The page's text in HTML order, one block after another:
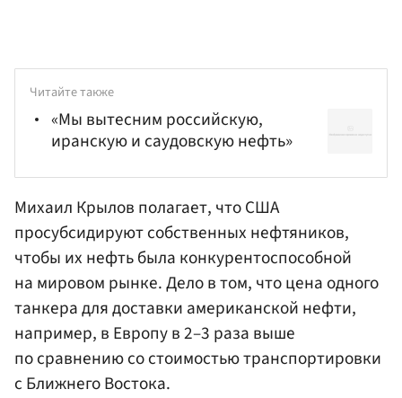
Читайте также
«Мы вытесним российскую,
иранскую и саудовскую нефть»
Михаил Крылов полагает, что США
просубсидируют собственных нефтяников,
чтобы их нефть была конкурентоспособной
на мировом рынке. Дело в том, что цена одного
танкера для доставки американской нефти,
например, в Европу в 2–3 раза выше
по сравнению со стоимостью транспортировки
с Ближнего Востока.